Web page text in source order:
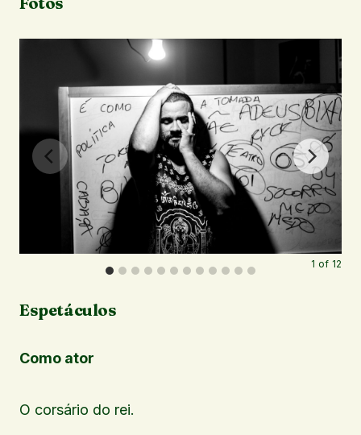
1 of 12
Espetáculos
Como ator
O corsário do rei.